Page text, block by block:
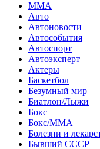
MMA
Авто
Автоновости
Автособытия
Автоспорт
Автоэксперт
Актеры
Баскетбол
Безумный мир
Биатлон/Лыжи
Бокс
Бокс/MMA
Болезни и
Бывший СССР